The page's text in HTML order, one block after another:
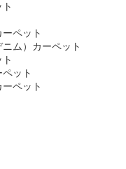
ペット
ム）カーペット
ット
ペット